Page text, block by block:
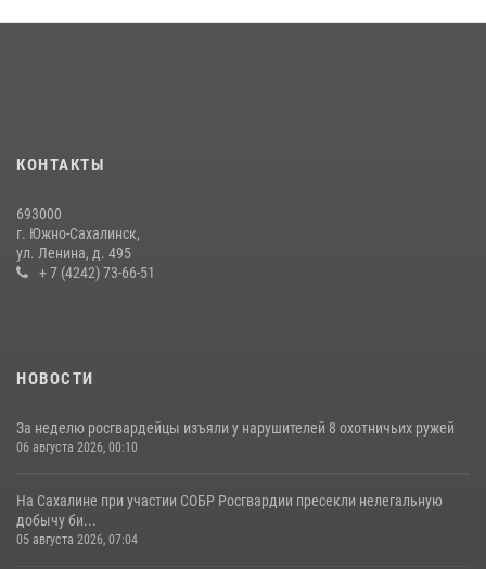
КОНТАКТЫ
693000
г. Южно-Сахалинск,
ул. Ленина, д. 495
+ 7 (4242) 73-66-51
НОВОСТИ
За неделю росгвардейцы изъяли у нарушителей 8 охотничьих ружей
06 августа 2026, 00:10
На Сахалине при участии СОБР Росгвардии пресекли нелегальную
добычу би...
05 августа 2026, 07:04